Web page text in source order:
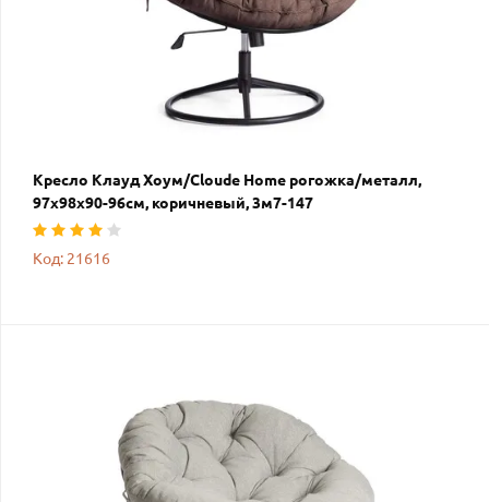
Кресло Клауд Хоум/Cloude Home рогожка/металл,
97х98х90-96см, коричневый, 3м7-147
Код: 21616